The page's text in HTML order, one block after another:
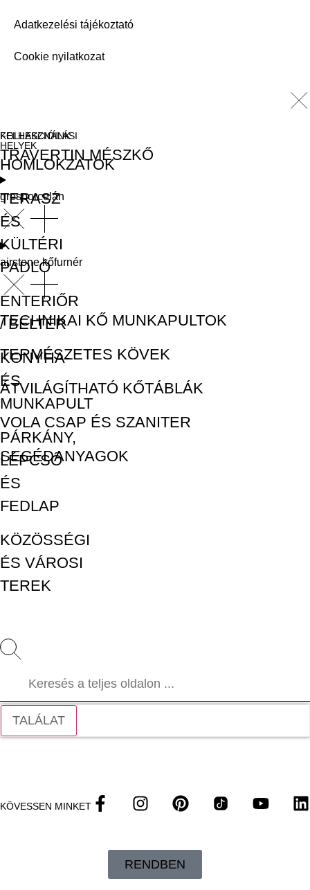
Adatkezelési tájékoztató
Cookie nyilatkozat
FELHASZNÁLÁSI
HELYEK
HOMLOKZATOK
TERASZ
ÉS
KÜLTÉRI
PADLÓ
ENTERIŐR
/ BELTÉR
KONYHA-
ÉS
MUNKAPULT
PÁRKÁNY,
LÉPCSŐ
ÉS
FEDLAP
KÖZÖSSÉGI
ÉS VÁROSI
TEREK
KOLLEKCIÓINK
TRAVERTIN MÉSZKŐ
gresporcelán
airstone kőfurnér
TECHNIKAI KŐ MUNKAPULTOK
TERMÉSZETES KÖVEK
ÁTVILÁGÍTHATÓ KŐTÁBLÁK
VOLA CSAP ÉS SZANITER
SEGÉDANYAGOK
TALÁLAT
KÖVESSEN MINKET
RENDBEN